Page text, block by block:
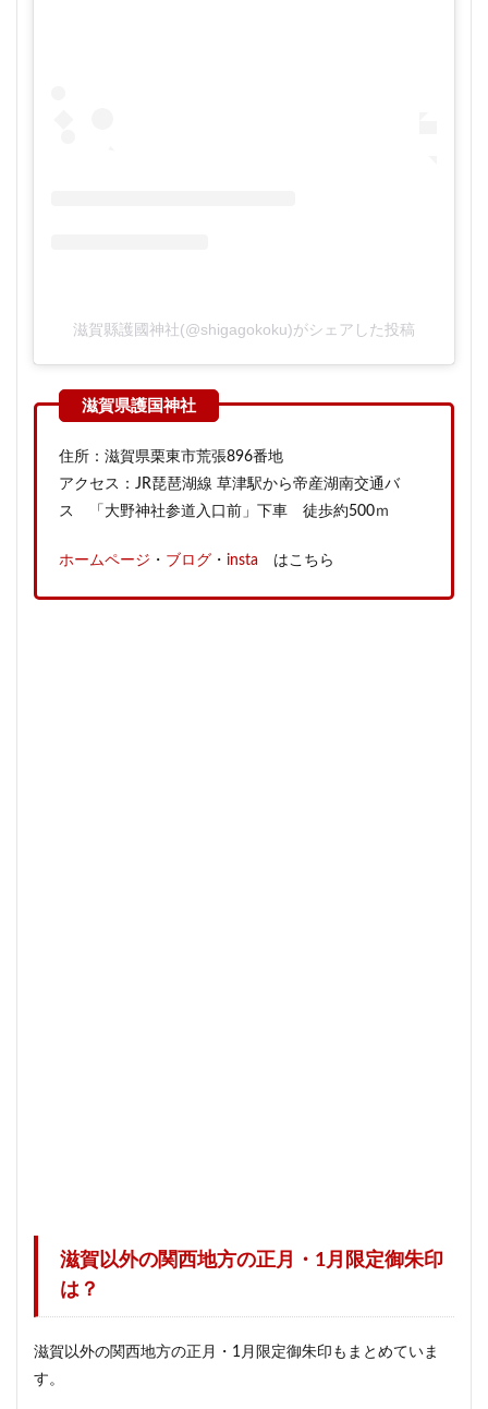
滋賀縣護國神社(@shigagokoku)がシェアした投稿
住所：滋賀県栗東市荒張896番地
アクセス：JR琵琶湖線 草津駅から帝産湖南交通バ
ス 「大野神社参道入口前」下車 徒歩約500ｍ
ホームページ ・ ブログ ・ insta はこちら
滋賀以外の関西地方の正月・1月限定御朱印
は？
滋賀以外の関西地方の正月・1月限定御朱印もまとめていま
す。